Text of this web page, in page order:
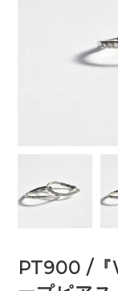
PT900 /『